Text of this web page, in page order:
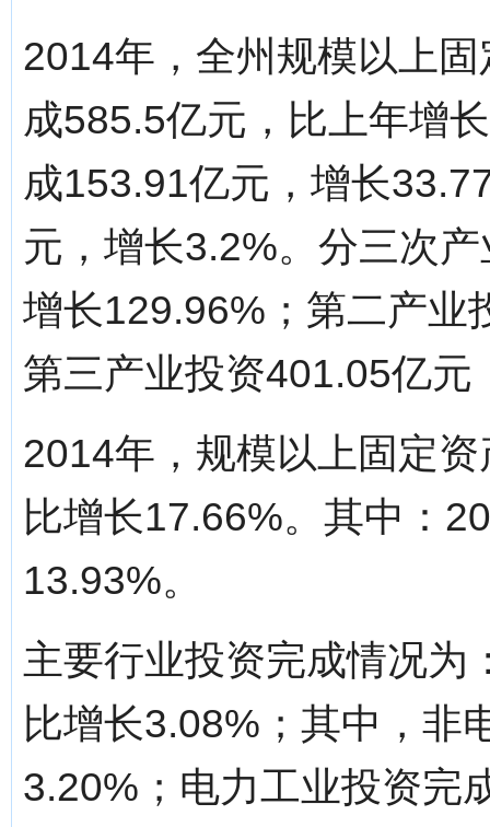
2014年，全州规模以上
成585.5亿元，比上年增
成153.91亿元，增长
元，增长3.2%。分三次
增长129.96%；第二产业
第三产业投资401.05亿元
2014年，规模以上固定
比增长17.66%。其中：
13.93%。
主要行业投资完成情况为
比增长3.08%；其中，非
3.20%；电力工业投资完